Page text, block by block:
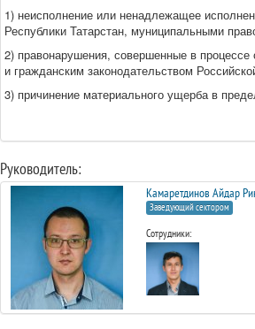
1) неисполнение или ненадлежащее
Республики Татарстан, муниципальными
2) правонарушения, совершенные в
и гражданским законодательством
3) причинение материального ущерба в
Руководитель:
Камаретдинов Айдар
Заведующий сектором
Сотрудники: